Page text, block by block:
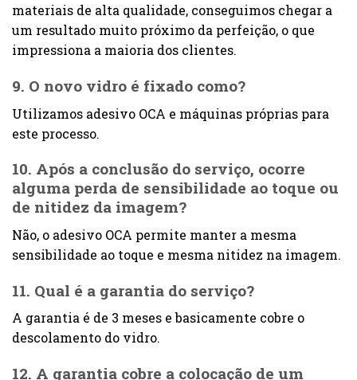
materiais de alta qualidade, conseguimos chegar a
um resultado muito próximo da perfeição, o que
impressiona a maioria dos clientes.
9. O novo vidro é fixado como?
Utilizamos adesivo OCA e máquinas próprias para
este processo.
10. Após a conclusão do serviço, ocorre
alguma perda de sensibilidade ao toque ou
de nitidez da imagem?
Não, o adesivo OCA permite manter a mesma
sensibilidade ao toque e mesma nitidez na imagem.
11. Qual é a garantia do serviço?
A garantia é de 3 meses e basicamente cobre o
descolamento do vidro.
12. A garantia cobre a colocação de um